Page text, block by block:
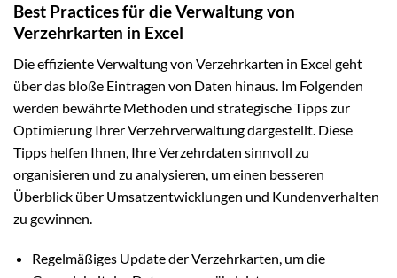
Best Practices für die Verwaltung von
Verzehrkarten in Excel
Die effiziente Verwaltung von Verzehrkarten in Excel geht
über das bloße Eintragen von Daten hinaus. Im Folgenden
werden bewährte Methoden und strategische Tipps zur
Optimierung Ihrer Verzehrverwaltung dargestellt. Diese
Tipps helfen Ihnen, Ihre Verzehrdaten sinnvoll zu
organisieren und zu analysieren, um einen besseren
Überblick über Umsatzentwicklungen und Kundenverhalten
zu gewinnen.
Regelmäßiges Update der Verzehrkarten, um die